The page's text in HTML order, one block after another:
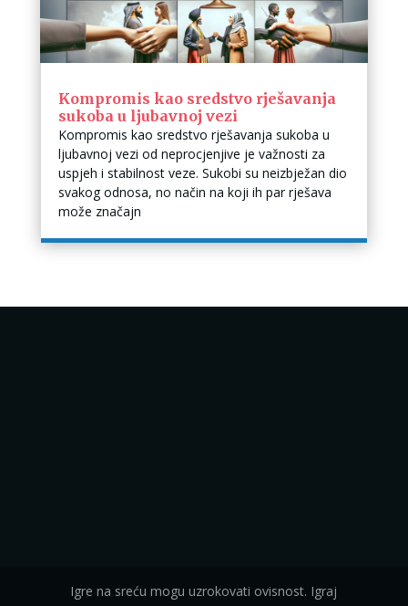
Kompromis kao sredstvo rješavanja
sukoba u ljubavnoj vezi
Kompromis kao sredstvo rješavanja sukoba u
ljubavnoj vezi od neprocjenjive je važnosti za
uspjeh i stabilnost veze. Sukobi su neizbježan dio
svakog odnosa, no način na koji ih par rješava
može značajn
Igre na sreću mogu uzrokovati ovisnost. Igraj